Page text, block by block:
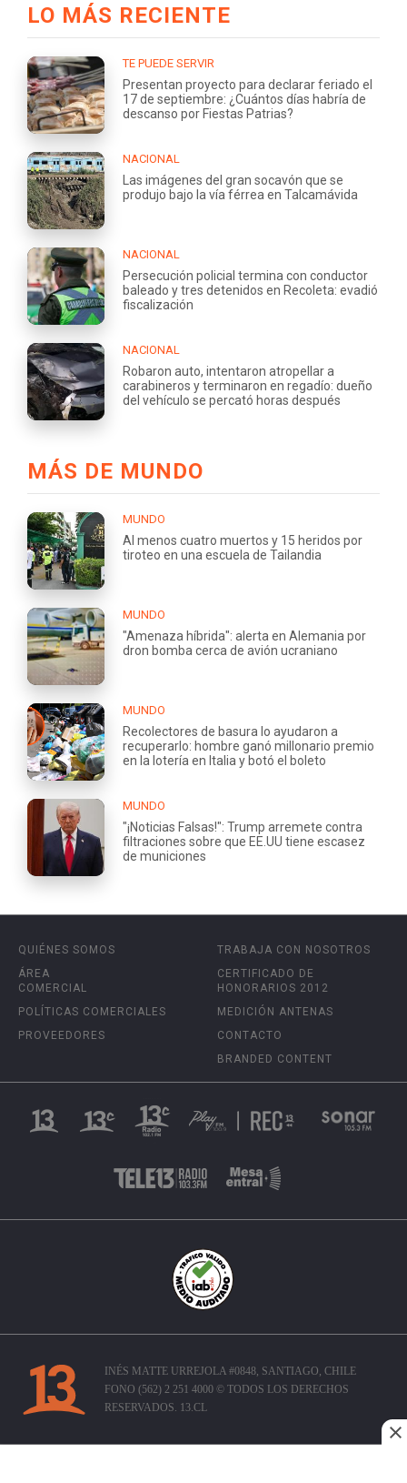
LO MÁS RECIENTE
TE PUEDE SERVIR
Presentan proyecto para declarar feriado el
17 de septiembre: ¿Cuántos días habría de
descanso por Fiestas Patrias?
NACIONAL
Las imágenes del gran socavón que se
produjo bajo la vía férrea en Talcamávida
NACIONAL
Persecución policial termina con conductor
baleado y tres detenidos en Recoleta: evadió
fiscalización
NACIONAL
Robaron auto, intentaron atropellar a
carabineros y terminaron en regadío: dueño
del vehículo se percató horas después
MÁS DE MUNDO
MUNDO
Al menos cuatro muertos y 15 heridos por
tiroteo en una escuela de Tailandia
MUNDO
"Amenaza híbrida": alerta en Alemania por
dron bomba cerca de avión ucraniano
MUNDO
Recolectores de basura lo ayudaron a
recuperarlo: hombre ganó millonario premio
en la lotería en Italia y botó el boleto
MUNDO
"¡Noticias Falsas!": Trump arremete contra
filtraciones sobre que EE.UU tiene escasez
de municiones
QUIÉNES SOMOS
ÁREA
COMERCIAL
POLÍTICAS COMERCIALES
PROVEEDORES
TRABAJA CON NOSOTROS
CERTIFICADO DE
HONORARIOS 2012
MEDICIÓN ANTENAS
CONTACTO
BRANDED CONTENT
INÉS MATTE URREJOLA #0848, SANTIAGO, CHILE
FONO (562) 2 251 4000 © TODOS LOS DERECHOS
RESERVADOS. 13.CL